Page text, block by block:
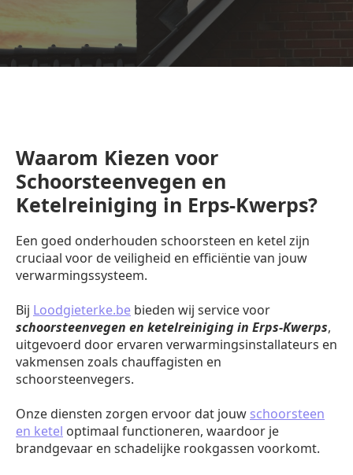
Waarom Kiezen voor
Schoorsteenvegen en
Ketelreiniging in Erps-Kwerps?
Een goed onderhouden schoorsteen en ketel zijn
cruciaal voor de veiligheid en efficiëntie van jouw
verwarmingssysteem.
Bij Loodgieterke.be bieden wij service voor
schoorsteenvegen en ketelreiniging in Erps-Kwerps,
uitgevoerd door ervaren verwarmingsinstallateurs en
vakmensen zoals chauffagisten en
schoorsteenvegers.
Onze diensten zorgen ervoor dat jouw schoorsteen
en ketel optimaal functioneren, waardoor je
brandgevaar en schadelijke rookgassen voorkomt.